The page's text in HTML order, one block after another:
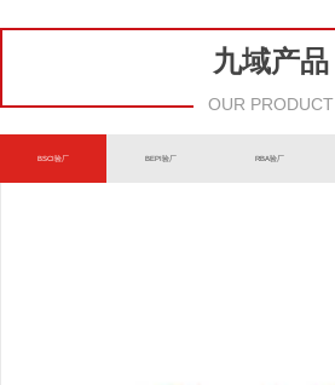
九域产品
OUR PRODUCT
BSCI验厂 BEPI验厂 RBA验厂